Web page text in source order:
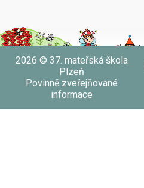
2026 © 37. mateřská škola
Plzeň
Povinně zveřejňované
informace